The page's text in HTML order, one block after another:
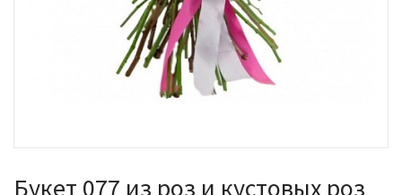
Букет 077 из роз и кустовых роз